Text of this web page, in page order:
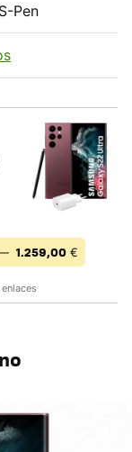
Pen
1.259,00 €